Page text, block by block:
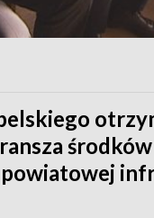
powiatowej